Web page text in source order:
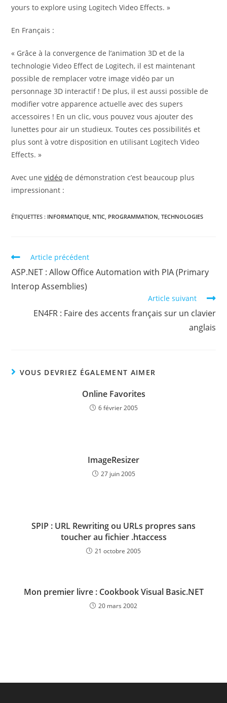
yours to explore using Logitech Video Effects. »
En Français :
« Grâce à la convergence de l’animation 3D et de la
technologie Video Effect de Logitech, il est maintenant
possible de remplacer votre image vidéo par un
personnage 3D interactif ! De plus, il est aussi possible de
modifier votre apparence actuelle avec des supers
accessoires ! En un clic, vous pouvez vous ajouter des
lunettes pour air un studieux. Toutes ces possibilités et
plus sont à votre disposition en utilisant Logitech Video
Effects. »
Avec unevidéo de démonstration c’est beaucoup plus
impressionant :
ÉTIQUETTES : INFORMATIQUE, NTIC, PROGRAMMATION, TECHNOLOGIES
Read
articles
Article précédent
ASP.NET : Allow Office Automation with PIA (Primary
Interop Assemblies)
Article suivant
EN4FR : Faire des accents français sur un clavier
anglais
VOUS DEVRIEZ ÉGALEMENT AIMER
Online Favorites
6 février 2005
ImageResizer
27 juin 2005
SPIP : URL Rewriting ou URLs propres sans
toucher au fichier .htaccess
21 octobre 2005
Mon premier livre : Cookbook Visual Basic.NET
20 mars 2002